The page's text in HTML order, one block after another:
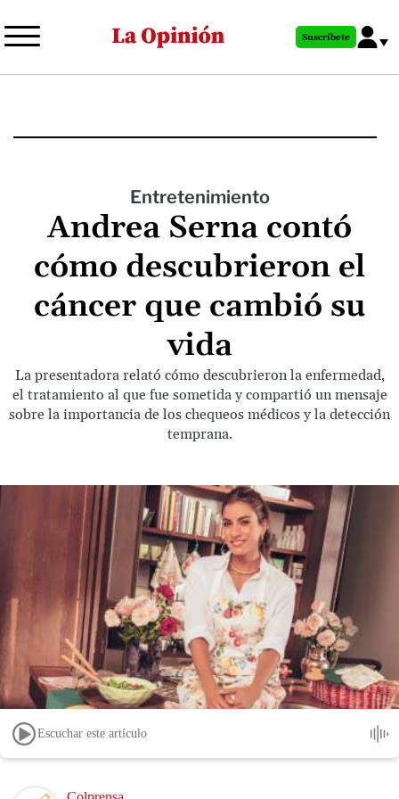
al
principal
Suscríbete
Entretenimiento
Andrea Serna contó
cómo descubrieron el
cáncer que cambió su
vida
La presentadora relató cómo descubrieron la enfermedad,
el tratamiento al que fue sometida y compartió un mensaje
sobre la importancia de los chequeos médicos y la detección
temprana.
Escuchar este artículo